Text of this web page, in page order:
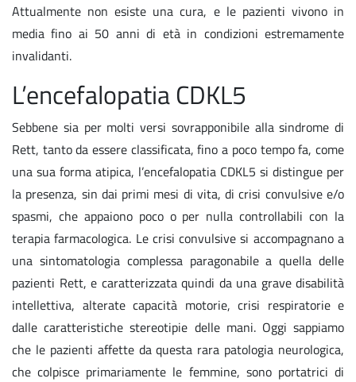
Attualmente non esiste una cura, e le pazienti vivono in
media fino ai 50 anni di età in condizioni estremamente
invalidanti.
L’encefalopatia CDKL5
Sebbene sia per molti versi sovrapponibile alla sindrome di
Rett, tanto da essere classificata, fino a poco tempo fa, come
una sua forma atipica, l’encefalopatia CDKL5 si distingue per
la presenza, sin dai primi mesi di vita, di crisi convulsive e/o
spasmi, che appaiono poco o per nulla controllabili con la
terapia farmacologica. Le crisi convulsive si accompagnano a
una sintomatologia complessa paragonabile a quella delle
pazienti Rett, e caratterizzata quindi da una grave disabilità
intellettiva, alterate capacità motorie, crisi respiratorie e
dalle caratteristiche stereotipie delle mani. Oggi sappiamo
che le pazienti affette da questa rara patologia neurologica,
che colpisce primariamente le femmine, sono portatrici di